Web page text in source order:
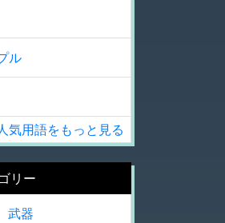
ル
気用語をもっと見る
リー
武器